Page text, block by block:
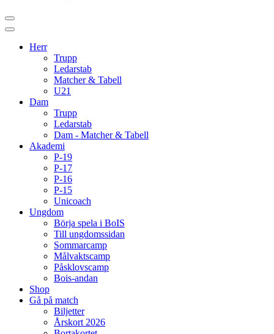
Herr
Trupp
Ledarstab
Matcher & Tabell
U21
Dam
Trupp
Ledarstab
Dam - Matcher & Tabell
Akademi
P-19
P-17
P-16
P-15
Unicoach
Ungdom
Börja spela i BoIS
Till ungdomssidan
Sommarcamp
Målvaktscamp
Påsklovscamp
Bois-andan
Shop
Gå på match
Biljetter
Årskort 2026